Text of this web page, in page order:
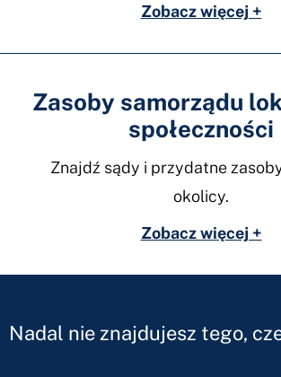
Zobacz więcej +
Zasoby samorządu
społeczności
Znajdź sądy i przydatne
okolicy.
Zobacz więcej +
Nadal nie znajdujesz tego,